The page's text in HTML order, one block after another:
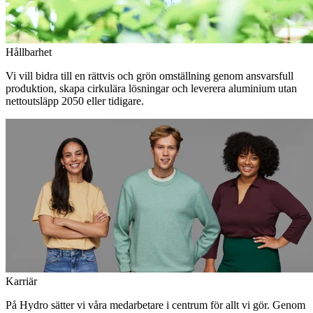
Hållbarhet
Vi vill bidra till en rättvis och grön omställning genom ansvarsfull
produktion, skapa cirkulära lösningar och leverera aluminium utan
nettoutsläpp 2050 eller tidigare.
Karriär
På Hydro sätter vi våra medarbetare i centrum för allt vi gör. Genom